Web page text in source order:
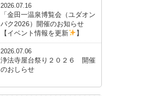
2026.07.16
「金田一温泉博覧会（ユダオン
パク2026）開催のお知らせ
【イベント情報を更新
】
2026.07.06
浄法寺屋台祭り２０２６ 開催
のおしらせ